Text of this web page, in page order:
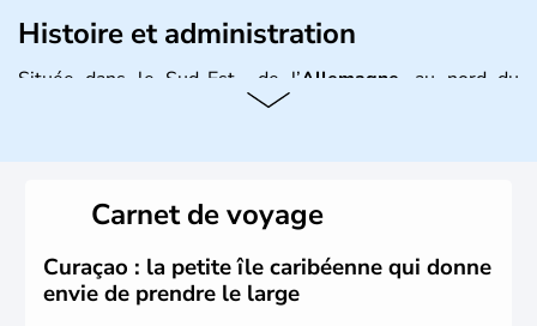
Histoire et administration
Située dans le Sud-Est de l’Allemagne , au nord du
fait partie des seize
conservateur.Carnet de voyage
Curaçao : la petite île caribéenne qui donne
envie de prendre le large